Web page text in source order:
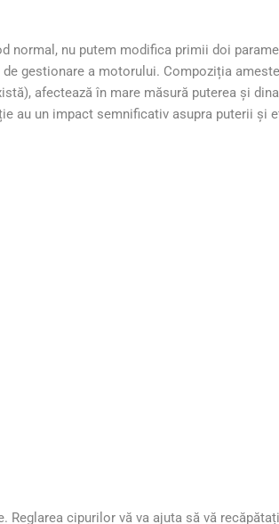
normal, nu putem modifica primii doi
gestionare a motorului. Compoziția
afectează în mare măsură puterea și
au un impact semnificativ asupra puterii și
cipurilor vă va ajuta să vă